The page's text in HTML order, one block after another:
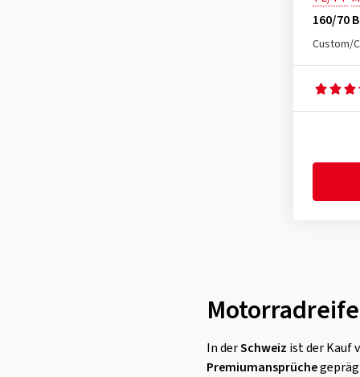
160/70
Custom/
In derSchweiz ist der Kauf
Premiumansprüche